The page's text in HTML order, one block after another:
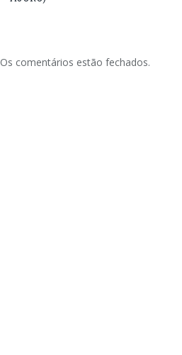
Os comentários estão fechados.